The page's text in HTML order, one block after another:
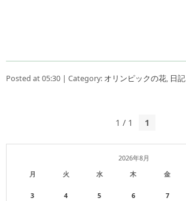
Posted at 05:30 | Category: オリンピックの花, 日記
1 / 1 1
2026年8月
月
火 水 木 金
3
4 5 6 7